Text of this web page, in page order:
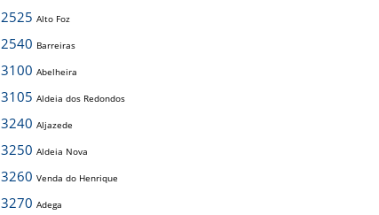
2525 Alto Foz
2540 Barreiras
3100 Abelheira
3105 Aldeia dos Redondos
3240 Aljazede
3250 Aldeia Nova
3260 Venda do Henrique
3270 Adega